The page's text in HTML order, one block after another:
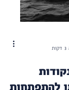
להתפתחות